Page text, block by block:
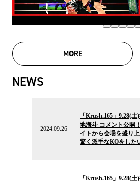
MOREMOVIE LIST
NEWS
2024.09.26
「Krush.165」9.28(
地海斗 コメント公開
イトから会場を盛り
驚く派手なKOをした
「Krush.165」9.28(